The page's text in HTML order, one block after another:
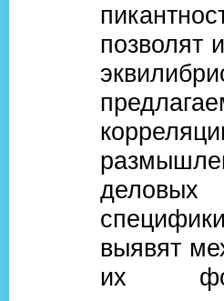
позволят
деловых
выявят
их